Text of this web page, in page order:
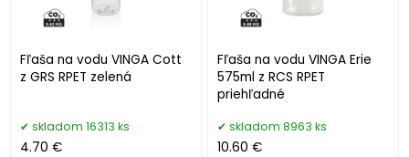
Fľaša na vodu VINGA Cott
z GRS RPET zelená
skladom 16313 ks
4.70 €
Fľaša na vodu VINGA Erie
575ml z RCS RPET
priehľadné
skladom 8963 ks
10.60 €